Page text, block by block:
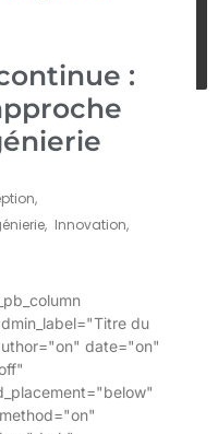
:
,
, Innovation,
du
date="on"